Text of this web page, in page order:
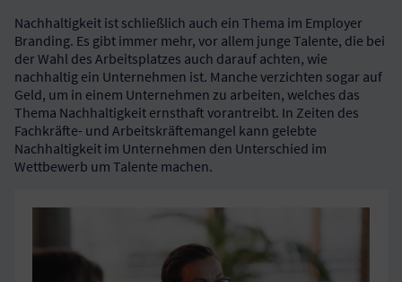
Nachhaltigkeit ist schließlich auch ein Thema im Employer
Branding. Es gibt immer mehr, vor allem junge Talente, die bei
der Wahl des Arbeitsplatzes auch darauf achten, wie
nachhaltig ein Unternehmen ist. Manche verzichten sogar auf
Geld, um in einem Unternehmen zu arbeiten, welches das
Thema Nachhaltigkeit ernsthaft vorantreibt. In Zeiten des
Fachkräfte- und Arbeitskräftemangel kann gelebte
Nachhaltigkeit im Unternehmen den Unterschied im
Wettbewerb um Talente machen.